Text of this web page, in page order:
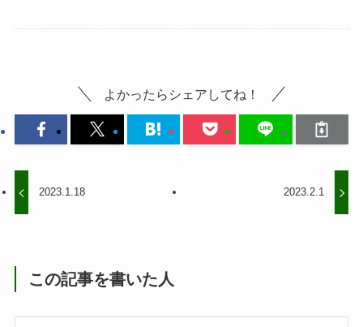
よかったらシェアしてね！
2023.1.18 2023.2.1
この記事を書いた人